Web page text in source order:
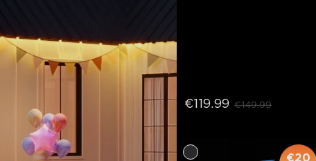
€119.99 €149.99
€20